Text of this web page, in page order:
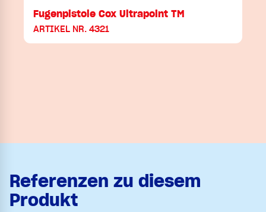
Fugenpistole Cox Ultrapoint TM
ARTIKEL NR. 4321
Referenzen zu diesem
Produkt